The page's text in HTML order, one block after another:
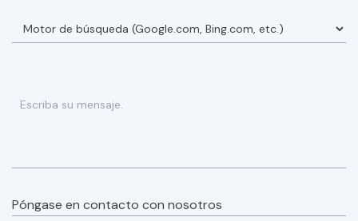
Póngase en contacto con nosotros